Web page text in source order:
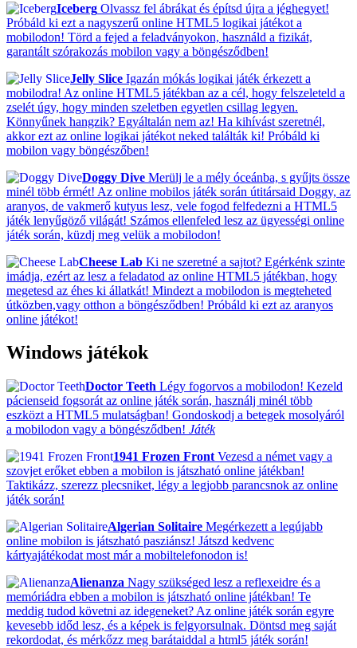
Iceberg Olvassz fel ábrákat és építsd újra a jéghegyet!
Próbáld ki ezt a nagyszerű online HTML5 logikai játékot a
mobilodon! Törd a fejed a feladványokon, használd a fizikát,
garantált szórakozás mobilon vagy a böngésződben!
Jelly Slice Igazán mókás logikai játék érkezett a
mobilodra! Az online HTML5 játékban az a cél, hogy felszeleteld a
zselét úgy, hogy minden szeletben egyetlen csillag legyen.
Könnyűnek hangzik? Egyáltalán nem az! Ha kihívást szeretnél,
akkor ezt az online logikai játékot neked találták ki! Próbáld ki
mobilon vagy böngészőben!
Doggy Dive Merülj le a mély óceánba, s gyűjts össze
minél több érmét! Az online mobilos játék során útitársaid Doggy, az
aranyos, de vakmerő kutyus lesz, vele fogod felfedezni a HTML5
játék lenyűgöző világát! Számos ellenfeled lesz az ügyességi online
játék során, küzdj meg velük a mobilodon!
Cheese Lab Ki ne szeretné a sajtot? Egérkénk szinte
imádja, ezért az lesz a feladatod az online HTML5 játékban, hogy
megetesd az éhes ki állatkát! Mindezt a mobilodon is megteheted
útközben,vagy otthon a böngésződben! Próbáld ki ezt az aranyos
online játékot!
Windows játékok
Doctor Teeth Légy fogorvos a mobilodon! Kezeld
pácienseid fogsorát az online játék során, használj minél több
eszközt a HTML5 mulatságban! Gondoskodj a betegek mosolyáról
a mobilodon vagy a böngésződben! Játék
1941 Frozen Front Vezesd a német vagy a
szovjet erőket ebben a mobilon is játszható online játékban!
Taktikázz, szerezz plecsniket, légy a legjobb parancsnok az online
játék során!
Algerian Solitaire Megérkezett a legújabb
online mobilon is játszható pasziánsz! Játszd kedvenc
kártyajátékodat most már a mobiltelefonodon is!
Alienanza Nagy szükséged lesz a reflexeidre és a
memóriádra ebben a mobilon is játszható online játékban! Te
meddig tudod követni az idegeneket? Az online játék során egyre
kevesebb időd lesz, és a képek is felgyorsulnak. Döntsd meg saját
rekordodat, és mérkőzz meg barátaiddal a html5 játék során!